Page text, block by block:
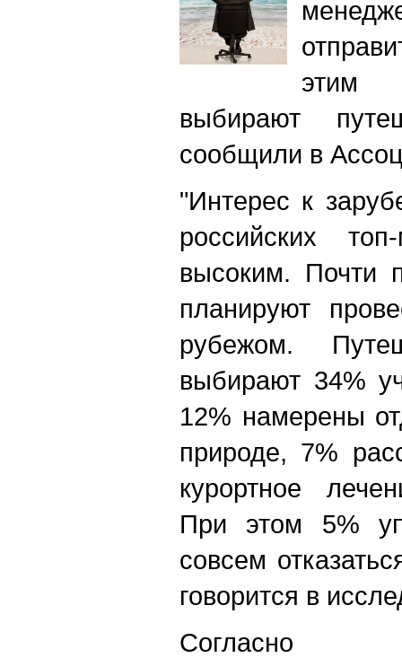
этим
выбирают
сообщили в
"Интерес к
российских
высоким. Почти
планируют
рубежом.
выбирают 34%
12% намерены
природе, 7%
курортное
При этом 5%
совсем
говорится в
Согласно